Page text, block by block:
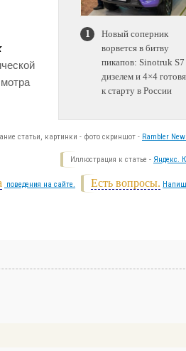
Новый соперник
ворвется в битву
пикапов: Sinotruk S7
дизелем и 4×4
к старту в России
статьи, картинки - фото скриншот - Rambler
Иллюстрация к статье - Яндекс.
Есть вопросы.
поведения на сайте.